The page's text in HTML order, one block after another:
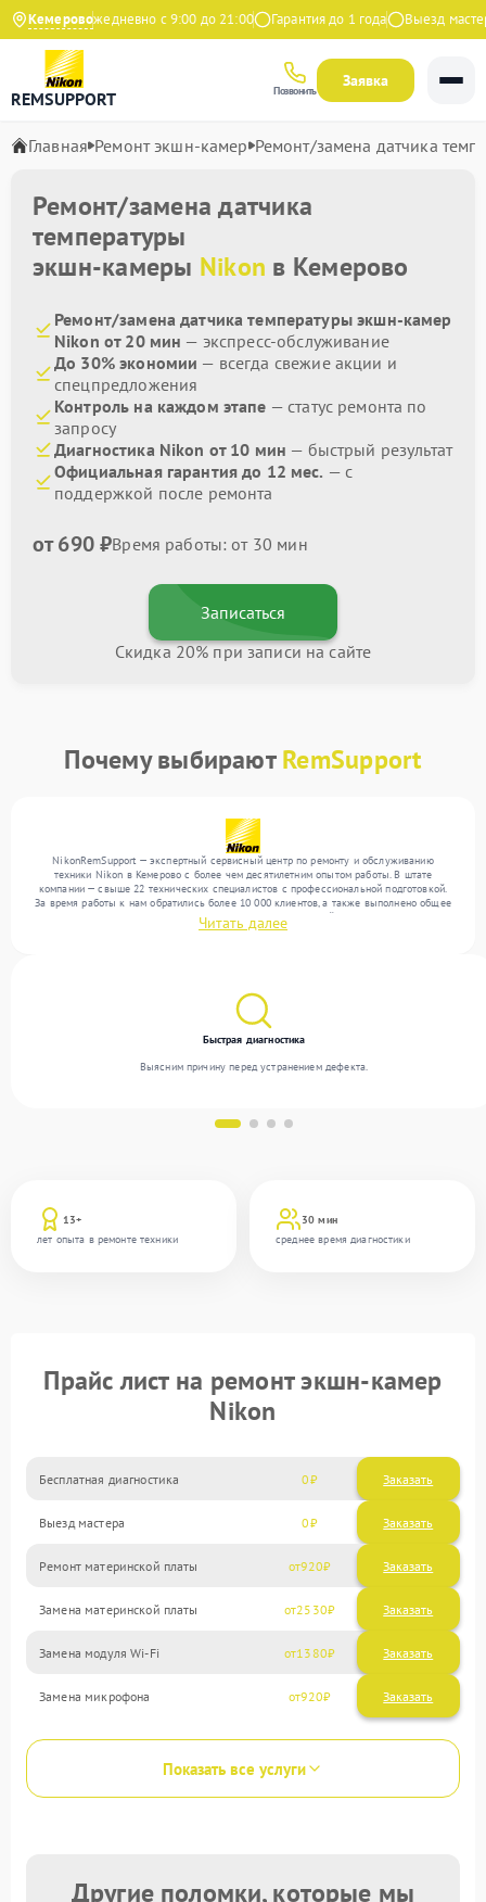
Кемерово
Яндекс Ежедневно с 9:00 до 21:00 Гарантия до 1 года Выезд мастера
REMSUPPORT Позвонить
Заявка
Главная Ремонт экшн-камер Ремонт/замена датчика
Ремонт/замена датчика
температуры
экшн-камеры Nikon в Кемерово
Ремонт/замена датчика температуры экшн-камер
Nikon от 20 мин — экспресс-обслуживание
До 30% экономии — всегда свежие акции и
спецпредложения
Контроль на каждом этапе — статус ремонта по
запросу
Диагностика Nikon от 10 мин — быстрый результат
Официальная гарантия до 12 мес. — с
поддержкой после ремонта
от 690 ₽Время работы: от 30 мин
Записаться
Скидка 20% при записи на сайте
Почему выбираютRemSupport
NikonRemSupport — экспертный сервисный центр по ремонту и обслуживанию
техники Nikon в Кемерово с более чем десятилетним опытом работы. В штате
компании — свыше 22 технических специалистов с профессиональной подготовкой.
За время работы к нам обратились более 10 000 клиентов, а также выполнено общее
число ремонтов превысило 12 000. Ежемесячно в сервисный центр поступает более
300 обращений, включая , , . Мы работаем с широким спектром неисправностей и
Читать далее
13+
лет опыта в ремонте техники
30 мин
среднее время диагностики
Быстрая диагностика
Выясним причину перед устранением дефекта.
Прайс лист на ремонт экшн-камер
Nikon
Бесплатная диагностика 0 Заказать
Выезд мастера 0 Заказать
Ремонт материнской платы 920
Замена материнской платы 2530
Замена модуля Wi-Fi 1380
Замена микрофона 920
Показать все услуги
Другие поломки, которые мы